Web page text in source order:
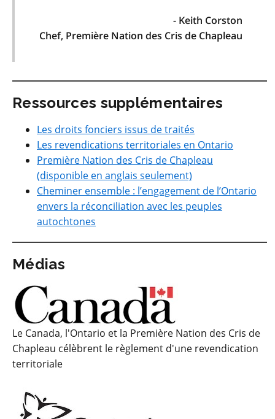
- Keith Corston
Chef, Première Nation des Cris de Chapleau
Ressources supplémentaires
Les droits fonciers issus de traités
Les revendications territoriales en Ontario
Première Nation des Cris de Chapleau
(disponible en anglais seulement)
Cheminer ensemble : l’engagement de l’Ontario
envers la réconciliation avec les peuples
autochtones
Médias
Le Canada, l'Ontario et la Première Nation des Cris de
Chapleau célèbrent le règlement d'une revendication
territoriale